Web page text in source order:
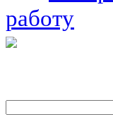
работу